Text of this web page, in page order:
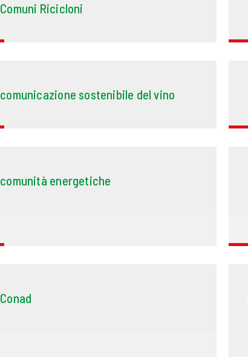
Comuni Ricicloni
comunicazione sostenibile del vino
comunità energetiche
Conad